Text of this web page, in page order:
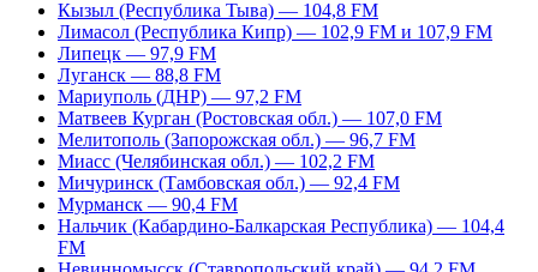
Кызыл (Республика Тыва) — 104,8 FM
Лимасол (Республика Кипр) — 102,9 FM и 107,9 FM
Липецк — 97,9 FM
Луганск — 88,8 FM
Мариуполь (ДНР) — 97,2 FM
Матвеев Курган (Ростовская обл.) — 107,0 FM
Мелитополь (Запорожская обл.) — 96,7 FM
Миасс (Челябинская обл.) — 102,2 FM
Мичуринск (Тамбовская обл.) — 92,4 FM
Мурманск — 90,4 FM
Нальчик (Кабардино-Балкарская Республика) — 104,4
FM